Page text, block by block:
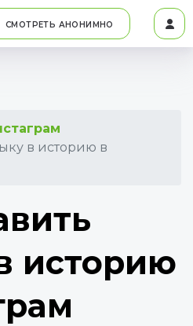
СМОТРЕТЬ АНОНИМНО
в историю в
историю